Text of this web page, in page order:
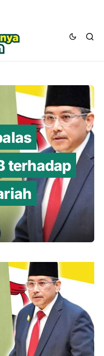
terhadap